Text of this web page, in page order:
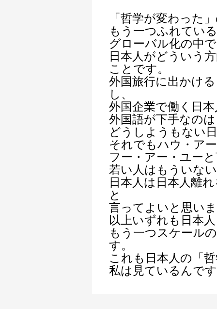
「哲学が変わった
もう一つふれてい
グローバル化の中で
日本人がどういう
ことです。
外国旅行に出かけ
し、
外国企業で働く日
外国語が下手なのは
どうしようもない
それでもハウ・ア
フー・アー・ユー
若い人はもういな
日本人は日本人離
と
言ってよいと思い
以上いずれも日本
もう一つスケール
す。
これも日本人の「
私は見ているんで